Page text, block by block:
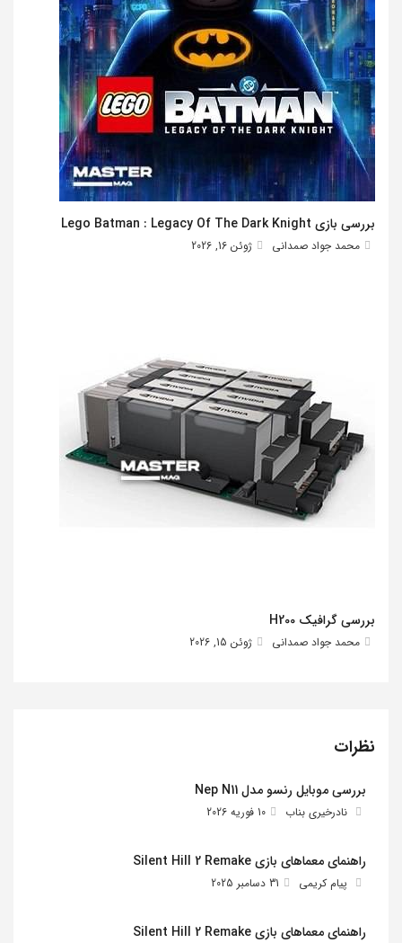
بررسی بازی Lego Batman : Legacy Of The Dark Knight
محمد جواد صمدانی ژوئن 16, 2026
بررسی گرافیک H200
محمد جواد صمدانی ژوئن 15, 2026
نظرات
بررسی موبایل رنسو مدل Nep N11
نادرخیری بناب 10 فوریه 2026
راهنمای معماهای بازی Silent Hill 2 Remake
پیام کریمی 31 دسامبر 2025
راهنمای معماهای بازی Silent Hill 2 Remake